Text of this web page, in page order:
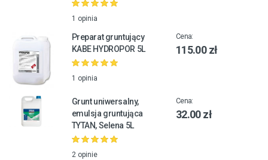
1 opinia
Preparat gruntujący
KABE HYDROPOR 5L
1 opinia
Cena:
115.00 zł
Grunt uniwersalny,
emulsja gruntująca
TYTAN, Selena 5L
2 opinie
Cena:
32.00 zł